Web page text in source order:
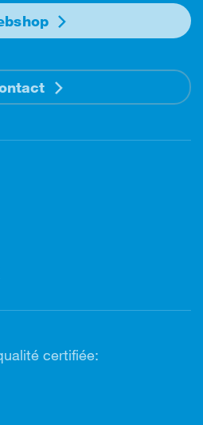
certifiée: